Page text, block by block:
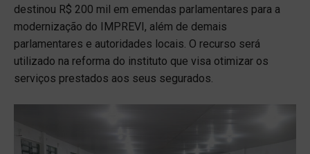
destinou R$ 200 mil em emendas parlamentares para a
modernização do IMPREVI, além de demais
parlamentares e autoridades locais. O recurso será
utilizado na reforma do instituto que visa otimizar os
serviços prestados aos seus segurados.